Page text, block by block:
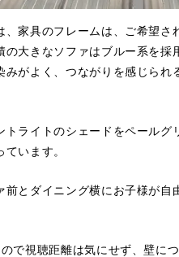
家具のフレームは、ご希望さ
大きなソファはブルー系を採
がよく、つながりを感じられ
トライトのシェードをペール
います。
とダイニング横にお子様が自
で視聴距離は気にせず、壁に